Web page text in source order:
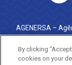
AGENERSA –
0800 024
By clicking
cookies on your